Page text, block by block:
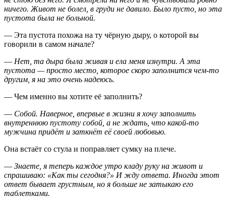
ничего. Живот не болел, в груди не давило. Было пусто, но эта
пустота была не больной.
— Эта пустота похожа на ту чёрную дыру, о которой вы
говорили в самом начале?
— Нет, та дыра была живая и ела меня изнутри. А эта
пустота — просто место, которое скоро заполнится чем-то
другим, я на это очень надеюсь.
— Чем именно вы хотите её заполнить?
— Собой. Наверное, впервые в жизни я хочу заполнить
внутреннюю пустоту собой, а не ждать, что какой-то
мужчина придёт и заткнёт её своей любовью.
Она встаёт со стула и поправляет сумку на плече.
— Знаете, я теперь каждое утро кладу руку на живот и
спрашиваю: «Как ты сегодня?» И жду ответа. Иногда этот
ответ бывает грустным, но я больше не затыкаю его
таблетками.